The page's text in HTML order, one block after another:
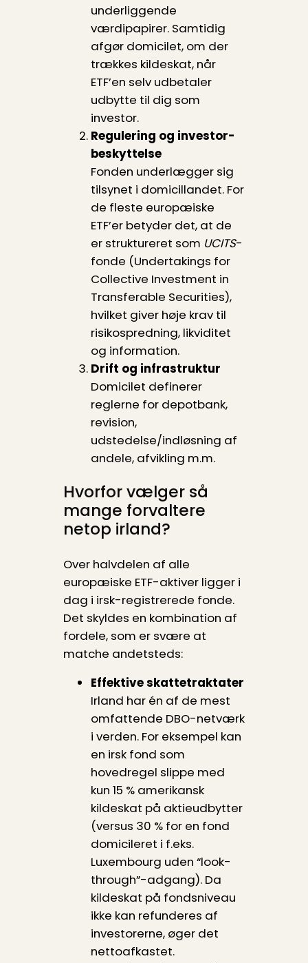
underliggende
værdipapirer. Samtidig
afgør domicilet, om der
trækkes kildeskat, når
ETF’en selv udbetaler
udbytte til dig som
investor.
Regulering og investor­
beskyttelse
Fonden underlægger sig
tilsynet i domicillandet. For
de fleste europæiske
ETF’er betyder det, at de
er struktureret som UCITS-
fonde (Undertakings for
Collective Investment in
Transferable Securities),
hvilket giver høje krav til
risikospredning, likviditet
og information.
Drift og infrastruktur
Domicilet definerer
reglerne for depotbank,
revision,
udstedelse/indløsning af
andele, afvikling m.m.
Hvorfor vælger så
mange forvaltere
netop irland?
Over halvdelen af alle
europæiske ETF-aktiver ligger i
dag i irsk-registrerede fonde.
Det skyldes en kombination af
fordele, som er svære at
matche andetsteds:
Effektive skatte­traktater
Irland har én af de mest
omfattende DBO-netværk
i verden. For eksempel kan
en irsk fond som
hovedregel slippe med
kun 15 % amerikansk
kildeskat på aktieudbytter
(versus 30 % for en fond
domicileret i f.eks.
Luxembourg uden “look-
through”-adgang). Da
kildeskat på fondsniveau
ikke kan refunderes af
investorerne, øger det
nettoafkastet.